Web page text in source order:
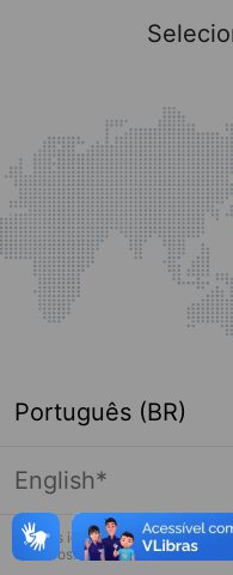
Desculpe,
Português (BR)
English*
* Esses idiomas serão
terceiros.